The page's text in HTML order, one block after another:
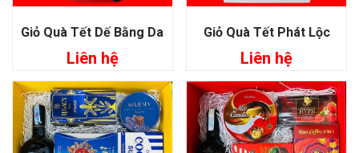
Giỏ Quà Tết Dế Bằng Da
Liên hệ
Giỏ Quà Tết Phát Lộc
Liên hệ